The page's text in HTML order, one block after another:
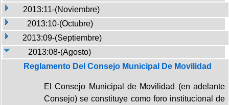
2013:11-(Noviembre)
2013:10-(Octubre)
2013:09-(Septiembre)
2013:08-(Agosto)
Reglamento Del Consejo Municipal De Movilidad
El Consejo Municipal de Movilidad (en adelante
Consejo) se constituye como foro institucional de